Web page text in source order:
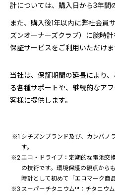
計については、購入日から3年間
また、購入後1年以内に弊社会員
ズンオーナーズクラブ）に腕時
保証サービスをご利用いただけま
当社は、保証期間の延長により
る各種サポートや、継続的なア
客様に提供します。
シチズンブランド及び、カンパノ
す。
エコ・ドライブ：定期的な電池交
の技術です。環境保護の観点から
時計として初めて「エコマーク商
スーパーチタニウム™：チタニウ